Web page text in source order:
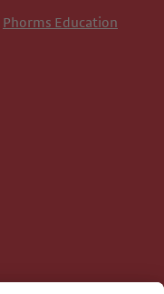
Phorms Education